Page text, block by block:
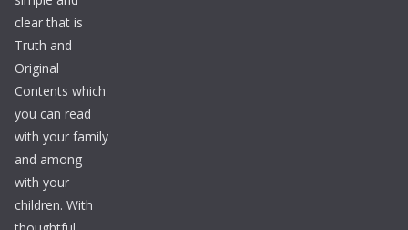
clear that is
Truth and
Original
Contents which
you can read
with your family
and among
with your
children. With